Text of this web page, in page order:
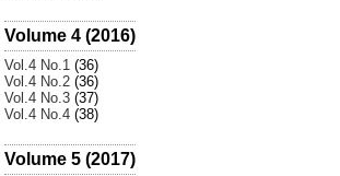
Volume 4 (2016)
Vol.4 No.1 (36)
Vol.4 No.2 (36)
Vol.4 No.3 (37)
Vol.4 No.4 (38)
Volume 5 (2017)